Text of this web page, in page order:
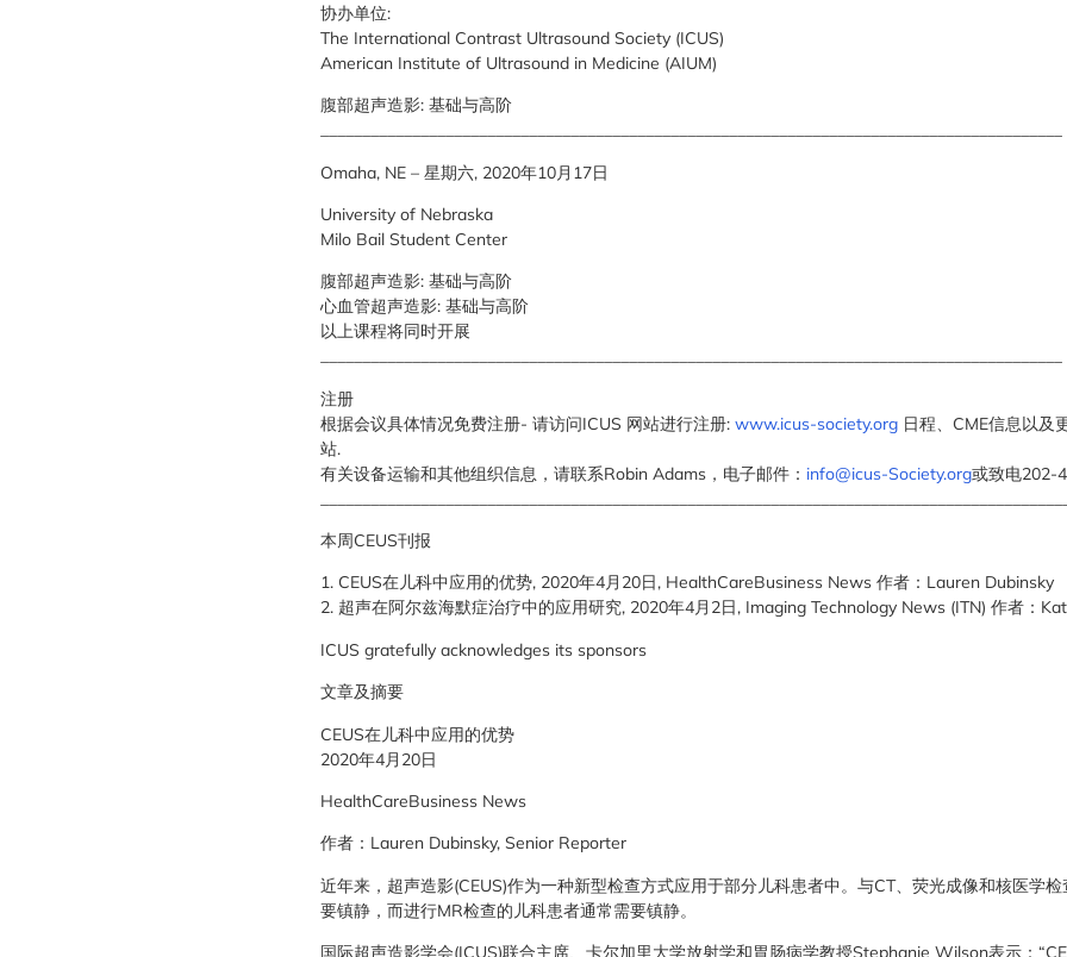
协办单位:
The International Contrast Ultrasound Society (ICUS)
American Institute of Ultrasound in Medicine (AIUM)
腹部超声造影: 基础与高阶
Omaha, NE – 星期六, 2020年10月17日
University of Nebraska
Milo Bail Student Center
腹部超声造影: 基础与高阶
心血管超声造影: 基础与高阶
以上课程将同时开展
注册
根据会议具体情况免费注册- 请访问ICUS 网站进行注册: www.icus-society.org日程、CME信息以及
站.
有关设备运输和其他组织信息，请联系Robin Adams，电子邮件： info@icus-Society.org或致电202-
本周CEUS刊报
1. CEUS在儿科中应用的优势, 2020年4月20日, HealthCareBusiness News 作者：Lauren Dubinsky
2. 超声在阿尔兹海默症治疗中的应用研究, 2020年4月2日, Imaging Technology News (ITN) 作者：
ICUS gratefully acknowledges its sponsors
文章及摘要
CEUS在儿科中应用的优势
2020年4月20日
HealthCareBusiness News
作者：Lauren Dubinsky, Senior Reporter
近年来，超声造影(CEUS)作为一种新型检查方式应用于部分儿科患者中。与CT、荧光成像和核医学
要镇静，而进行MR检查的儿科患者通常需要镇静。
国际超声造影学会(ICUS)联合主席、卡尔加里大学放射学和胃肠病学教授Stephanie Wilson表示：